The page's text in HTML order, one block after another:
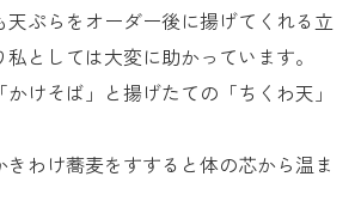
ぷらをオーダー後に揚げてくれる立
としては大変に助かっています。
けそば」と揚げたての「ちくわ天」
わけ蕎麦をすすると体の芯から温ま